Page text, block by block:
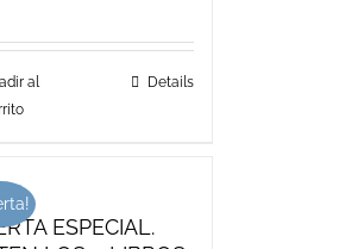
al
Details
ESPECIAL.